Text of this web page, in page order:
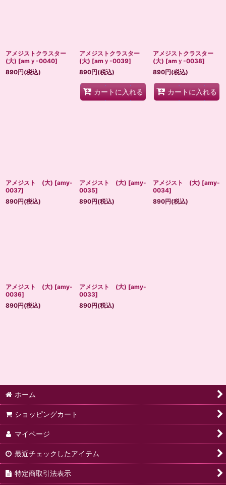
アメジストクラスター
(大) [amｙ-0040]
890円(税込)
アメジストクラスター
(大) [amｙ-0039]
890円(税込)
カートに入れる
アメジストクラスター
(大) [amｙ-0038]
890円(税込)
カートに入れる
アメジスト (大) [amy-
0037]
890円(税込)
アメジスト (大) [amy-
0035]
890円(税込)
アメジスト (大) [amy-
0034]
890円(税込)
アメジスト (大) [amy-
0036]
890円(税込)
アメジスト (大) [amy-
0033]
890円(税込)
ホーム
ショッピングカート
マイページ
最近チェックしたアイテム
特定商取引法表示